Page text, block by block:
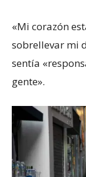
«Mi corazón
sobrellevar mi
sentía
gente».